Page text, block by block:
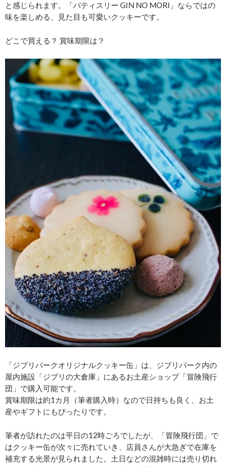
と感じられます。「パティスリー GIN NO MORI」ならではの
味を楽しめる、見た目も可愛いクッキーです。
どこで買える？ 賞味期限は？
「ジブリパークオリジナルクッキー缶」は、ジブリパーク内の
屋内施設「ジブリの大倉庫」にあるお土産ショップ「冒険飛行
団」で購入可能です。
賞味期限は約1カ月（筆者購入時）なので日持ちも良く、お土
産やギフトにもぴったりです。
筆者が訪れたのは平日の12時ごろでしたが、「冒険飛行団」で
はクッキー缶が次々に売れていき、店員さんが大急ぎで在庫を
補充する光景が見られました。土日などの混雑時には売り切れ